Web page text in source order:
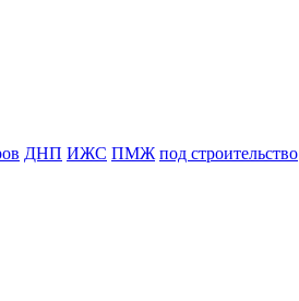
ДНП ИЖС ПМЖ под строительство